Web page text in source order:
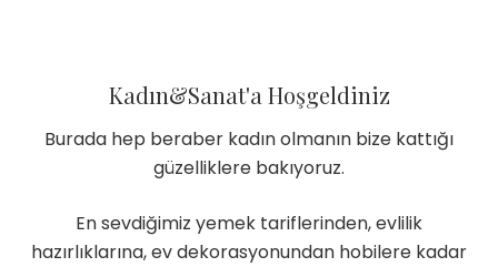
Kadın&Sanat'a Hoşgeldiniz
Burada hep beraber kadın olmanın bize kattığı
güzelliklere bakıyoruz.
En sevdiğimiz yemek tariflerinden, evlilik
hazırlıklarına, ev dekorasyonundan hobilere kadar